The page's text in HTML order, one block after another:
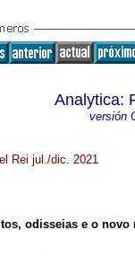
Analytica:
versión
Rei jul./dic. 2021
odisseias e o novo